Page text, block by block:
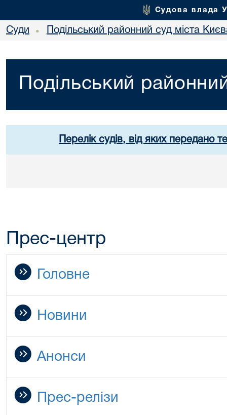
Судова влада
Суди • Подільський районний суд міста
Подільський
Перелік судів, від яких передано
Прес-центр
Головне
Новини
Анонси
Прес-релізи